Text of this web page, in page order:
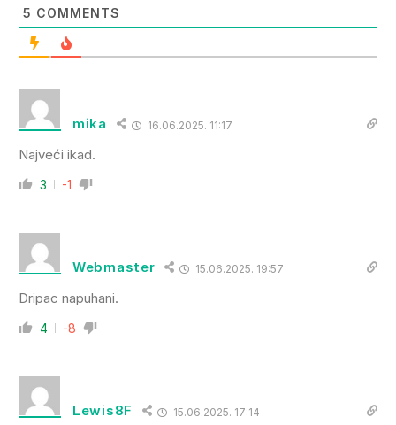
5 COMMENTS
mika 16.06.2025. 11:17
Najveći ikad.
3 -1
Webmaster 15.06.2025. 19:57
Dripac napuhani.
4 -8
Lewis8F 15.06.2025. 17:14